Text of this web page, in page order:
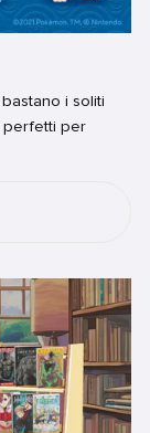
i soliti
perfetti per